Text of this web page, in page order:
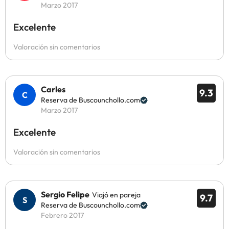
Marzo 2017
Excelente
Valoración sin comentarios
9.3
Carles
Reserva de Buscounchollo.com
Marzo 2017
Excelente
Valoración sin comentarios
9.7
Sergio Felipe Viajó en pareja
Reserva de Buscounchollo.com
Febrero 2017